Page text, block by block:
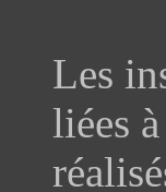
Les
liées